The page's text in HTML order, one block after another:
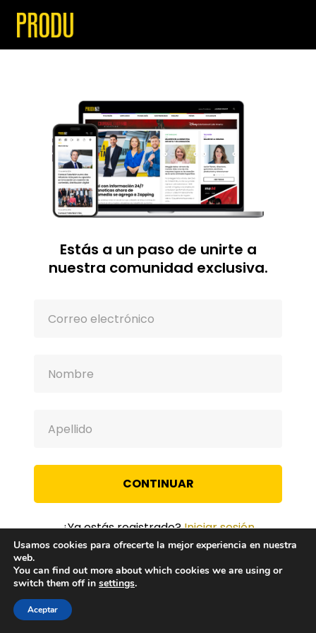
Estás a un paso de unirte a
nuestra comunidad exclusiva.
CONTINUAR
¿Ya estás registrado?Iniciar sesión
Usamos cookies para ofrecerte la mejor experiencia en nuestra
web.
You can find out more about which cookies we are using or
switch them off in settings.
Aceptar